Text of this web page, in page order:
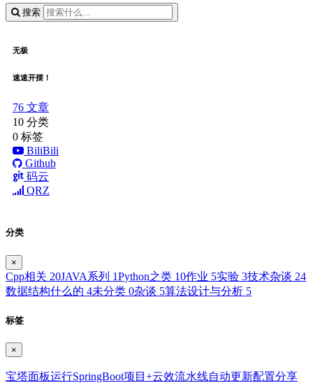
搜索
无极
速速开摆！
76 文章
10 分类
0 标签
BiliBili
Github
码云
QRZ
分类
×
Cpp相关 20JAVA系列 1Python之类 10作业 5实验 3技术杂谈 24
数据结构什么的 4未分类 0杂谈 5算法设计与分析 5
标签
×
宝塔面板运行SpringBoot项目+云效流水线自动更新配置分享